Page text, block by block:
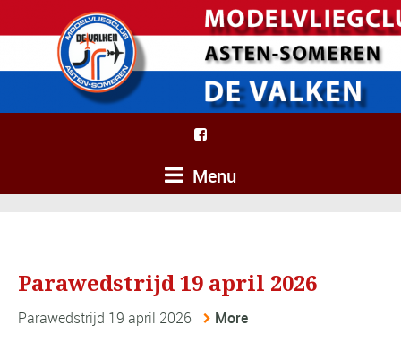
Menu
Parawedstrijd 19 april 2026
Parawedstrijd 19 april 2026 More